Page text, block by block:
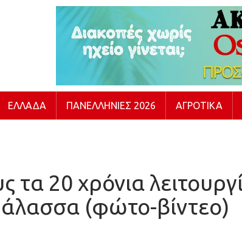
ΕΛΛΆΔΑ ΠΑΝΕΛΛΉΝΙΕΣ 2026 ΑΓΡΟΤΙΚΆ
τα 20 χρόνια
(φώτο-βίντεο)